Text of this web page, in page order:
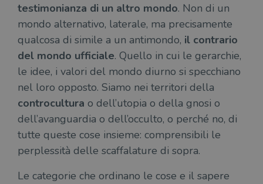
testimonianza di un altro mondo. Non di un
mondo alternativo, laterale, ma precisamente
qualcosa di simile a un antimondo, il contrario
del mondo ufficiale. Quello in cui le gerarchie,
le idee, i valori del mondo diurno si specchiano
nel loro opposto. Siamo nei territori della
controcultura o dell’utopia o della gnosi o
dell’avanguardia o dell’occulto, o perché no, di
tutte queste cose insieme: comprensibili le
perplessità delle scaffalature di sopra.
Le categorie che ordinano le cose e il sapere